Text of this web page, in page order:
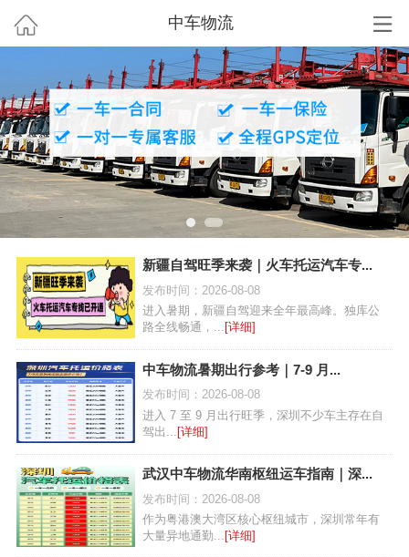
中车物流
新疆自驾旺季来袭｜火车托运汽车专...
发布时间：2026-08-08
进入暑期，新疆自驾迎来全年最高峰。独库公
路全线畅通，... [详细]
中车物流暑期出行参考｜7-9 月...
发布时间：2026-08-08
进入 7 至 9 月出行旺季，深圳不少车主存在自
驾出...
[详细]
武汉中车物流华南枢纽运车指南｜深...
发布时间：2026-08-08
作为粤港澳大湾区核心枢纽城市，深圳常年有
大量异地通勤... [详细]